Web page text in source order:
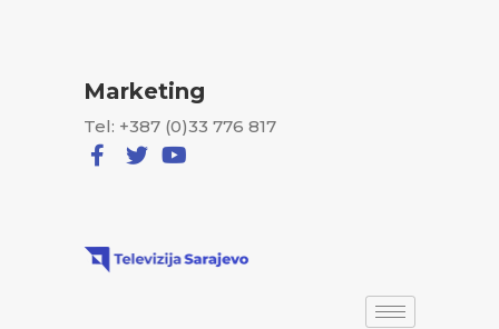
Marketing
Tel: +387 (0)33 776 817